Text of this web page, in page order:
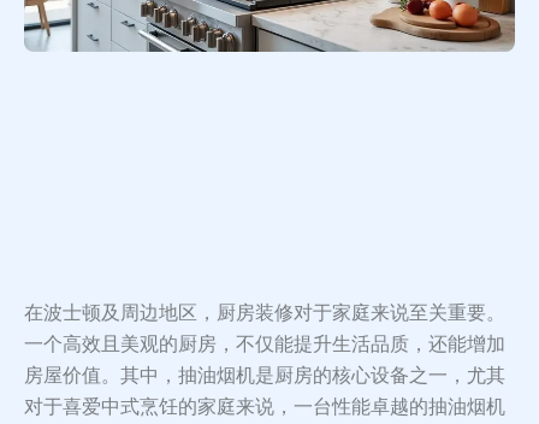
在波士顿及周边地区，厨房装修对于家庭来说至关重要。
一个高效且美观的厨房，不仅能提升生活品质，还能增加
房屋价值。其中，抽油烟机是厨房的核心设备之一，尤其
对于喜爱中式烹饪的家庭来说，一台性能卓越的抽油烟机